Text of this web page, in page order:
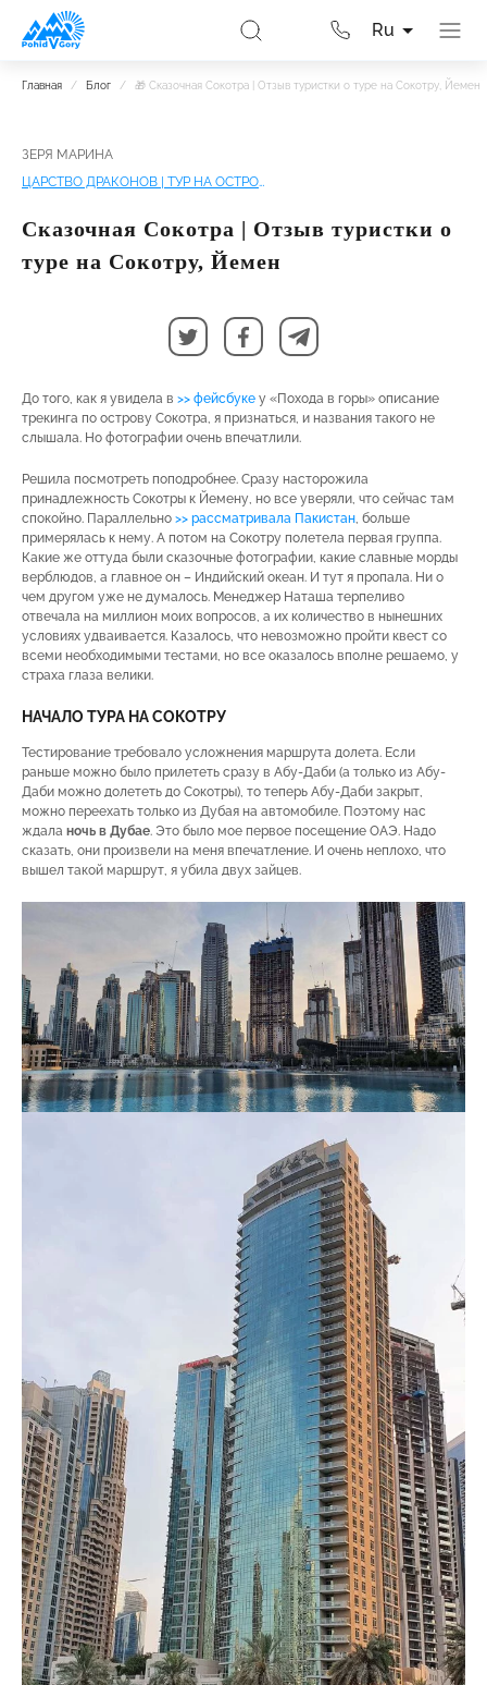
Ru
Главная / Блог / 🎁 Сказочная Сокотра | Отзыв туристки о туре на Сокотру, Йемен
ЗЕРЯ МАРИНА
ЦАРСТВО ДРАКОНОВ | ТУР НА ОСТРОВ СОКОТРА
Сказочная Сокотра | Отзыв туристки о
туре на Сокотру, Йемен
До того, как я увидела в >> фейсбуке у «Похода в горы» описание
трекинга по острову Сокотра, я признаться, и названия такого не
слышала. Но фотографии очень впечатлили.
Решила посмотреть поподробнее. Сразу насторожила
принадлежность Сокотры к Йемену, но все уверяли, что сейчас там
спокойно. Параллельно >> рассматривала Пакистан, больше
примерялась к нему. А потом на Сокотру полетела первая группа.
Какие же оттуда были сказочные фотографии, какие славные морды
верблюдов, а главное он – Индийский океан. И тут я пропала. Ни о
чем другом уже не думалось. Менеджер Наташа терпеливо
отвечала на миллион моих вопросов, а их количество в нынешних
условиях удваивается. Казалось, что невозможно пройти квест со
всеми необходимыми тестами, но все оказалось вполне решаемо, у
страха глаза велики.
НАЧАЛО ТУРА НА СОКОТРУ
Тестирование требовало усложнения маршрута долета. Если
раньше можно было прилететь сразу в Абу-Даби (а только из Абу-
Даби можно долететь до Сокотры), то теперь Абу-Даби закрыт,
можно переехать только из Дубая на автомобиле. Поэтому нас
ждала ночь в Дубае. Это было мое первое посещение ОАЭ. Надо
сказать, они произвели на меня впечатление. И очень неплохо, что
вышел такой маршрут, я убила двух зайцев.